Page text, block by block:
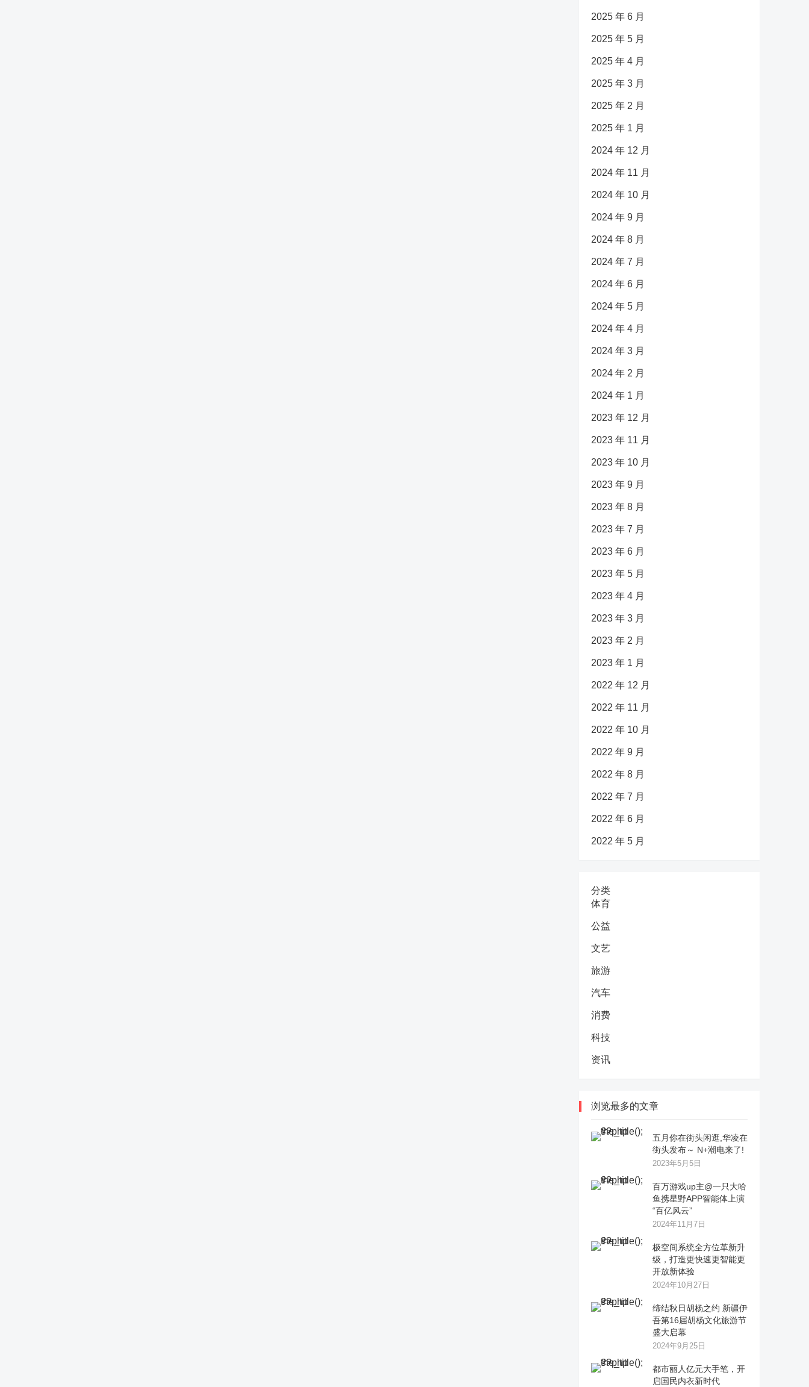
2025 年 6 月
2025 年 5 月
2025 年 4 月
2025 年 3 月
2025 年 2 月
2025 年 1 月
2024 年 12 月
2024 年 11 月
2024 年 10 月
2024 年 9 月
2024 年 8 月
2024 年 7 月
2024 年 6 月
2024 年 5 月
2024 年 4 月
2024 年 3 月
2024 年 2 月
2024 年 1 月
2023 年 12 月
2023 年 11 月
2023 年 10 月
2023 年 9 月
2023 年 8 月
2023 年 7 月
2023 年 6 月
2023 年 5 月
2023 年 4 月
2023 年 3 月
2023 年 2 月
2023 年 1 月
2022 年 12 月
2022 年 11 月
2022 年 10 月
2022 年 9 月
2022 年 8 月
2022 年 7 月
2022 年 6 月
2022 年 5 月
分类
体育
公益
文艺
旅游
汽车
消费
科技
资讯
浏览最多的文章
五月你在街头闲逛,华凌在
街头发布～ N+潮电来了!
2023年5月5日
百万游戏up主@一只大哈
鱼携星野APP智能体上演
“百亿风云”
2024年11月7日
极空间系统全方位革新升
级，打造更快速更智能更
开放新体验
2024年10月27日
缔结秋日胡杨之约 新疆伊
吾第16届胡杨文化旅游节
盛大启幕
2024年9月25日
都市丽人亿元大手笔，开
启国民内衣新时代